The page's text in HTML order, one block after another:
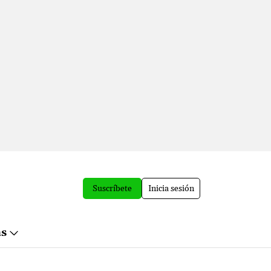
Suscríbete Inicia sesión